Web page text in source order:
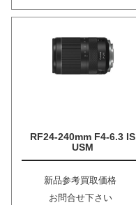
RF24-240mm F4-6.3 IS
USM
新品参考買取価格
お問合せ下さい